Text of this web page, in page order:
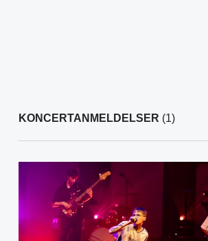
KONCERTANMELDELSER (1)